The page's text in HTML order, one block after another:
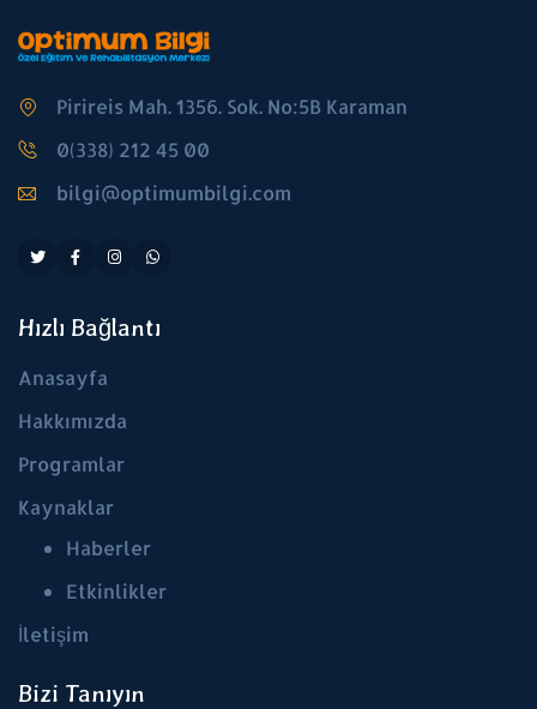
Pirireis Mah. 1356. Sok. No:5B Karaman
0(338) 212 45 00
bilgi@optimumbilgi.com
Hızlı Bağlantı
Anasayfa
Hakkımızda
Programlar
Kaynaklar
Haberler
Etkinlikler
İletişim
Bizi Tanıyın